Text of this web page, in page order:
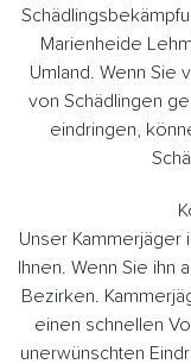
Marienheide
Umland. Wenn Sie
von Schädlingen
eindringen,
Unser Kammerjäger
Ihnen. Wenn Sie ihn
Bezirken.
einen schnellen
unerwünschten